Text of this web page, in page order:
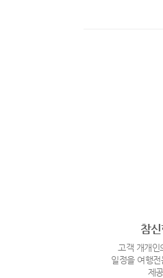
참
고객 개개인
일정을 여행
제